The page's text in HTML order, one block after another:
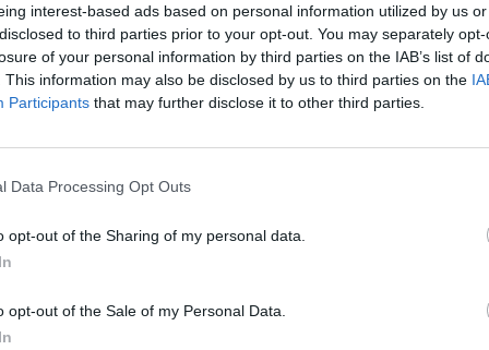
interest-based ads based on personal information utilized by us
to third parties prior to your opt-out. You may separately
of your personal information by third parties on the IAB’s list of
This information may also be disclosed by us to third parties on the
Participants that may further disclose it to other third parties.
Data Processing Opt Outs
opt-out of the Sharing of my personal data.
opt-out of the Sale of my Personal Data.
a zoologie, Přírodovědecká fakulta Masarykovy
pro otázky životního prostředí, Univerzita Karlova,
Katedra botaniky, Přírodovědecká fakulta Univerzity
centrum Akademie věd ČR & Katedra zoologie,
České Budějovice
ekologie, Přírodovědecká fakulta Univerzity Karlovy,
Přírodovědecká fakulta Jihočeské univerzity,
věd ČR, Třeboň
Akademie věd ČR & Katedra ekologie,